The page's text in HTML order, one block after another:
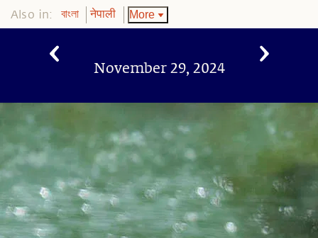
Also in: বাংলা नेपाली More
November 29, 2024